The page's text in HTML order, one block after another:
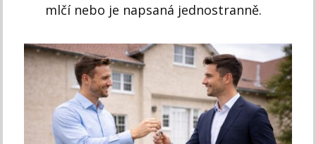
mlčí nebo je napsaná jednostranně.